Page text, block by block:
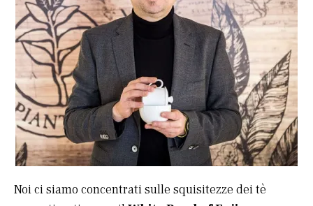
Noi ci siamo concentrati sulle squisitezze dei tè